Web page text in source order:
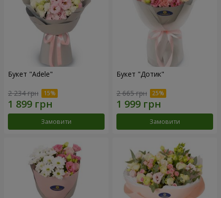
Букет "Adele"
2 234 грн
Замовити
Букет "Дотик"
2 665 грн
Замовити